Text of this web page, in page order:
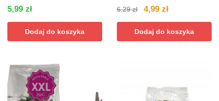
5,99 zł
Dodaj do koszyka
6,29zł
Pierwotna
cena
wynosiła:
4,99 złAktualna
cena
wynosi:
Dodaj do koszyka